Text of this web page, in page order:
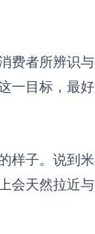
费者所辨识
一目标，最
样子。说到
会天然拉近与